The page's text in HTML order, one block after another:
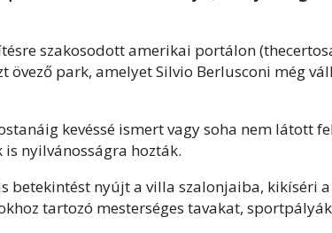
szakosodott amerikai portálon
övező park, amelyet Silvio Berlusconi még
kevéssé ismert vagy soha nem látott
nyilvánosságra hozták.
betekintést nyújt a villa szalonjaiba, kikíséri
tartozó mesterséges tavakat,